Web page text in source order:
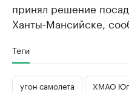
принял решение
Ханты-Мансийске,
Теги
угон самолета ХМАО